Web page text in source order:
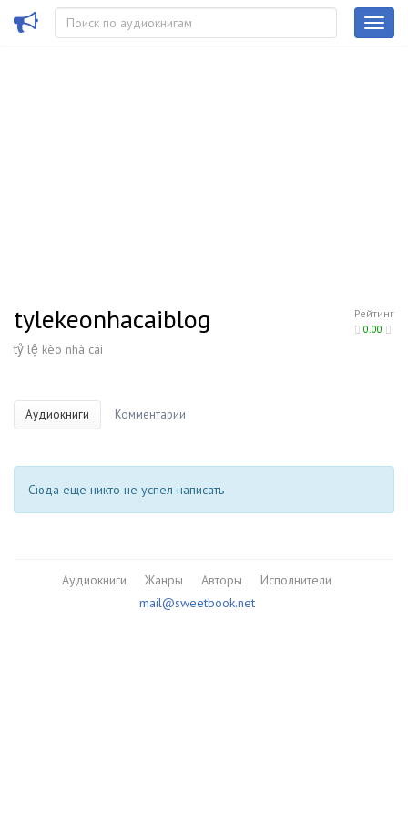
Рейтинг
0.00
tylekeonhacaiblog
tỷ lệ kèo nhà cái
Аудиокниги Комментарии
Сюда еще никто не успел написать
Аудиокниги Жанры Авторы
Исполнители
mail@sweetbook.net